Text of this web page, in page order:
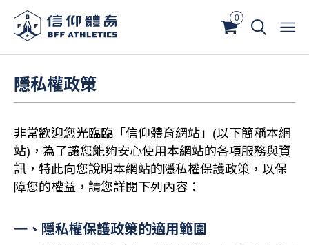
0
隱私權政策
非常歡迎您光臨臨「信仰體育網站」(以下簡稱本網
站)，為了讓您能夠安心使用本網站的各項服務與資
訊，特此向您說明本網站的隱私權保護政策，以保
障您的權益，請您詳閱下列內容：
一、隱私權保護政策的適用範圍